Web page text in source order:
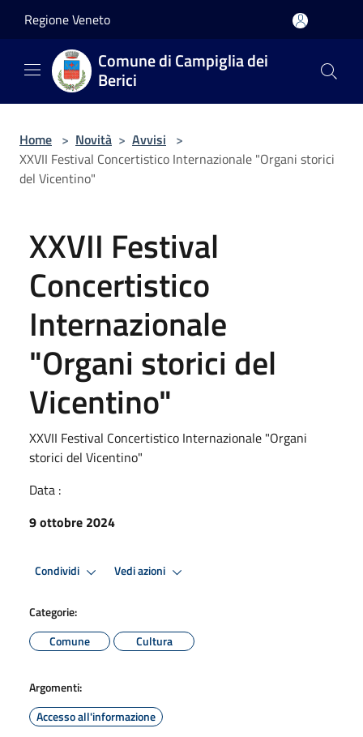
Regione Veneto
Comune di Campiglia dei
Berici
Home > Novità > Avvisi >
XXVII Festival Concertistico Internazionale "Organi storici
del Vicentino"
XXVII Festival
Concertistico
Internazionale
"Organi storici del
Vicentino"
XXVII Festival Concertistico Internazionale "Organi
storici del Vicentino"
Data :
9 ottobre 2024
Condividi Vedi azioni
Categorie:
Comune
Cultura
Argomenti:
Accesso all'informazione